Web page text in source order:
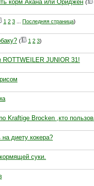
корм Акана или Ориджен (
1 2 3 Последняя страница)
( 1 2 3)
JUNIOR 31!
Kraftige Brocken ,кто
диету кокера?
суки.